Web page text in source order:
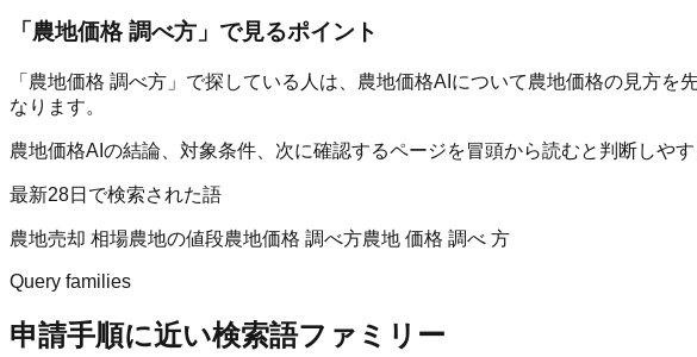
「 農地価格 調べ方 」で見るポイント
「農地価格 調べ方」で探している人は、農地価格AIについて農地価格の見方
なります。
農地価格AIの結論、対象条件、次に確認するページを冒頭から読むと判断しやす
最新28日で検索された語
農地売却 相場農地の値段農地価格 調べ方農地 価格 調べ 方
Query families
申請手順に近い検索語ファミリー